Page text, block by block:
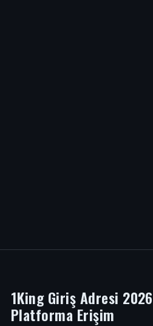
1King Giriş Adresi
Platforma Erişim